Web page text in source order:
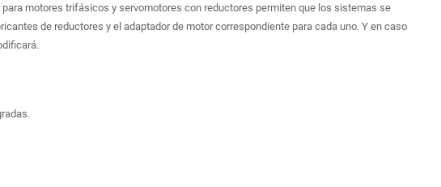
motores trifásicos y servomotores con reductores permiten que los sistemas se
de reductores y el adaptador de motor correspondiente para cada uno. Y en caso